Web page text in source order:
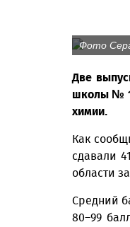
Фото
Две
школы №
химии.
Как
сдавали
области
Средний
80–99